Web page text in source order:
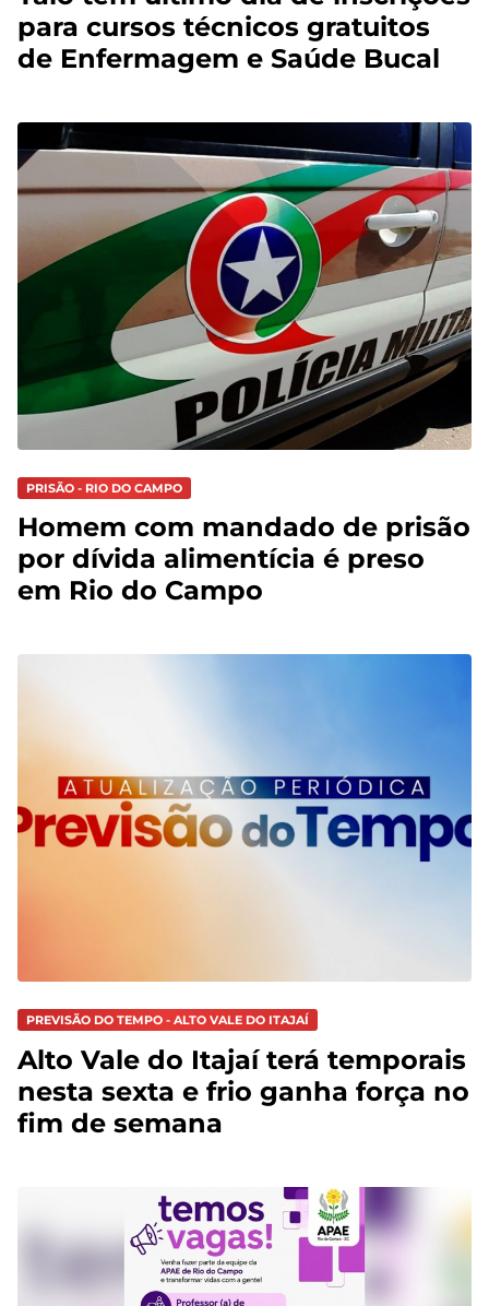
para cursos técnicos gratuitos
de Enfermagem e Saúde Bucal
PRISÃO - RIO DO CAMPO
Homem com mandado de prisão
por dívida alimentícia é preso
em Rio do Campo
PREVISÃO DO TEMPO - ALTO VALE DO ITAJAÍ
Alto Vale do Itajaí terá temporais
nesta sexta e frio ganha força no
fim de semana